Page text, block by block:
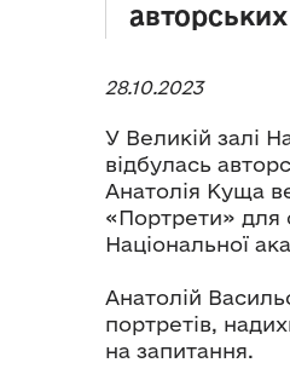
28.10.2023
У Великій залі
відбулась
Анатолія Куща
«Портрети» для
Національної
Анатолій
портретів,
на запитання.